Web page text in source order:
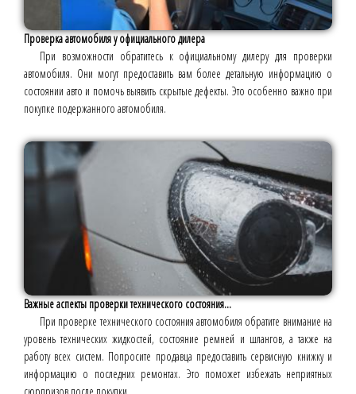
Проверка автомобиля у официального дилера
При возможности обратитесь к официальному дилеру для проверки
автомобиля. Они могут предоставить вам более детальную информацию о
состоянии авто и помочь выявить скрытые дефекты. Это особенно важно при
покупке подержанного автомобиля.
Важные аспекты проверки технического состояния...
При проверке технического состояния автомобиля обратите внимание на
уровень технических жидкостей, состояние ремней и шлангов, а также на
работу всех систем. Попросите продавца предоставить сервисную книжку и
информацию о последних ремонтах. Это поможет избежать неприятных